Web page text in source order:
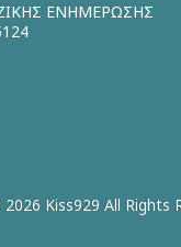
ΕΝΗΜΕΡΩΣΗΣ
Kiss929 All Rights